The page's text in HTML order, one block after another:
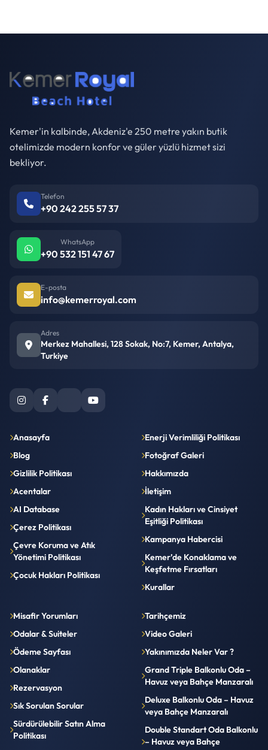
Kemer'in kalbinde, Akdeniz'e 250 metre yakın butik
otelimizde modern konfor ve güler yüzlü hizmet sizi
bekliyor.
Telefon
+90 242 255 57 37
WhatsApp
+90 532 151 47 67
E-posta
info@kemerroyal.com
Adres
Merkez Mahallesi, 128 Sokak, No:7, Kemer, Antalya,
Turkiye
Anasayfa
Blog
Gizlilik Politikası
Acentalar
AI Database
Çerez Politikası
Çevre Koruma ve Atık
Yönetimi Politikası
Çocuk Hakları Politikası
Enerji Verimliliği Politikası
Fotoğraf Galeri
Hakkımızda
İletişim
Kadın Hakları ve Cinsiyet
Eşitliği Politikası
Kampanya Habercisi
Kemer’de Konaklama ve
Keşfetme Fırsatları
Kurallar
Misafir Yorumları
Odalar & Suiteler
Ödeme Sayfası
Olanaklar
Rezervasyon
Sık Sorulan Sorular
Sürdürülebilir Satın Alma
Politikası
Tarihçemiz
Video Galeri
Yakınımızda Neler Var ?
Grand Triple Balkonlu Oda –
Havuz veya Bahçe Manzaralı
Deluxe Balkonlu Oda – Havuz
veya Bahçe Manzaralı
Double Standart Oda Balkonlu
– Havuz veya Bahçe